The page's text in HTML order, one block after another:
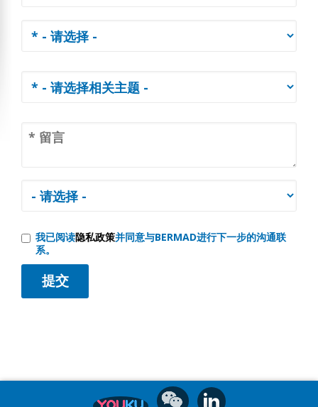
我已阅读隐私政策并同意与BERMAD进行下一步的沟通联
系。